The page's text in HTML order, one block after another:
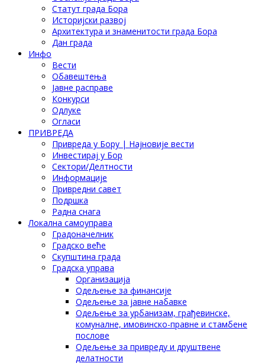
Статут града Бора
Историјски развој
Архитектура и знаменитости града Бора
Дан града
Инфо
Вести
Обавештења
Јавне расправе
Конкурси
Одлуке
Огласи
ПРИВРЕДА
Привреда у Бору | Најновије вести
Инвестирај у Бор
Сектори/Делтности
Информације
Привредни савет
Подршка
Радна снага
Локална самоуправа
Градоначелник
Градско веће
Скупштина града
Градска управа
Организација
Одељење за финансије
Одељење за јавне набавке
Одељење за урбанизам, грађевинске,
комуналне, имовинско-правне и стамбене
послове
Одељење за привреду и друштвене
делатности